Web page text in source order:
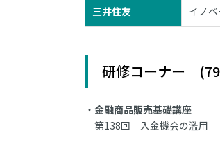
三井住友 イノ
研修コーナー
金融商品販売基礎講座
第138回 入金機会の濫用